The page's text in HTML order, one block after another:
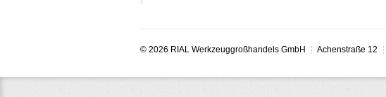
© 2026 RIAL Werkzeuggroßhandels GmbH Achenstraße 12